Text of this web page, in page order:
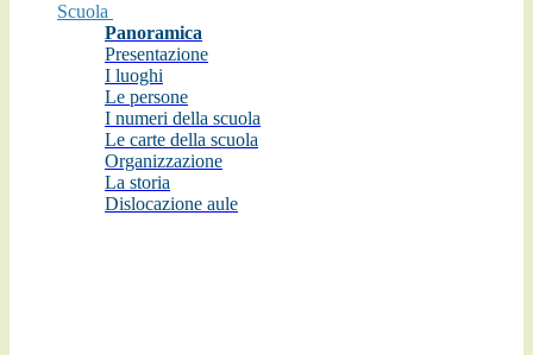
Scuola
Panoramica
Presentazione
I luoghi
Le persone
I numeri della scuola
Le carte della scuola
Organizzazione
La storia
Dislocazione aule